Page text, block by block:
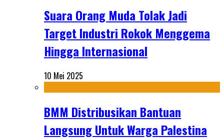
Suara Orang Muda Tolak Jadi
Target Industri Rokok Menggema
Hingga Internasional
10 Mei 2025
BMM Distribusikan Bantuan
Langsung Untuk Warga Palestina